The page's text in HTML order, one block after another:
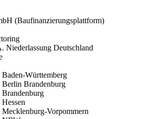
(Baufinanzierungsplattform)
Niederlassung Deutschland
Württemberg
Berlin Brandenburg
Vorpommern